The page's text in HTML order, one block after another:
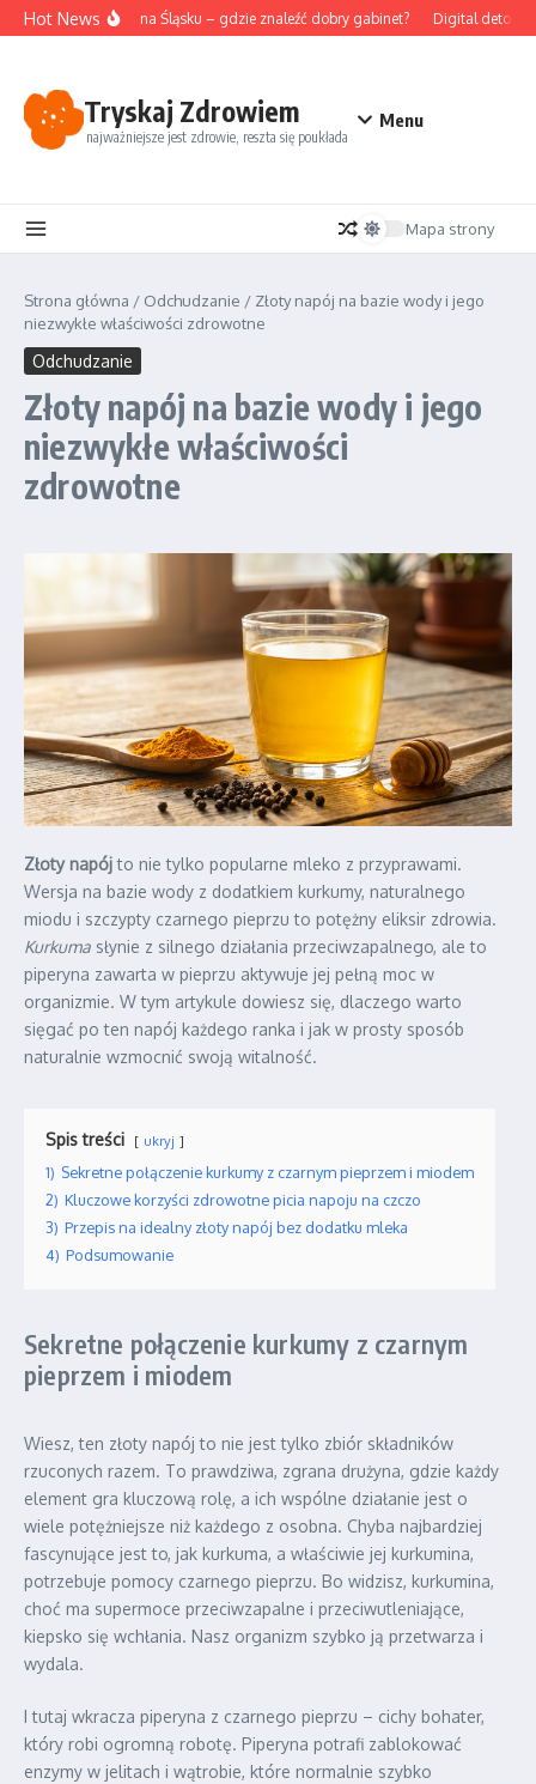
Przejdź do treści
Hot News
Akupunktura na Śląsku – gdzie znaleźć dobry gabinet? Digital detox i
Tryskaj Zdrowiem
najważniejsze jest zdrowie, reszta się poukłada
Menu
Mapa strony
Strona główna / Odchudzanie / Złoty napój na bazie wody i jego
niezwykłe właściwości zdrowotne
Odchudzanie
Złoty napój na bazie wody i jego
niezwykłe właściwości
zdrowotne
Złoty napójto nie tylko popularne mleko z przyprawami.
Wersja na bazie wody z dodatkiem kurkumy, naturalnego
miodu i szczypty czarnego pieprzu to potężny eliksir zdrowia.
Kurkuma słynie z silnego działania przeciwzapalnego, ale to
piperyna zawarta w pieprzu aktywuje jej pełną moc w
organizmie. W tym artykule dowiesz się, dlaczego warto
sięgać po ten napój każdego ranka i jak w prosty sposób
naturalnie wzmocnić swoją witalność.
Spis treści ukryj
1) Sekretne połączenie kurkumy z czarnym pieprzem i miodem
2) Kluczowe korzyści zdrowotne picia napoju na czczo
3) Przepis na idealny złoty napój bez dodatku mleka
4) Podsumowanie
Sekretne połączenie kurkumy z czarnym
pieprzem i miodem
Wiesz, ten złoty napój to nie jest tylko zbiór składników
rzuconych razem. To prawdziwa, zgrana drużyna, gdzie każdy
element gra kluczową rolę, a ich wspólne działanie jest o
wiele potężniejsze niż każdego z osobna. Chyba najbardziej
fascynujące jest to, jak kurkuma, a właściwie jej kurkumina,
potrzebuje pomocy czarnego pieprzu. Bo widzisz, kurkumina,
choć ma supermoce przeciwzapalne i przeciwutleniające,
kiepsko się wchłania. Nasz organizm szybko ją przetwarza i
wydala.
I tutaj wkracza piperyna z czarnego pieprzu – cichy bohater,
który robi ogromną robotę. Piperyna potrafi zablokować
enzymy w jelitach i wątrobie, które normalnie szybko